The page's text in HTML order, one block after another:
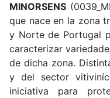
MINORSENS
que nace en la zona
y Norte de Portugal
caracterizar
de dicha zona.
y del sector
iniciativa para